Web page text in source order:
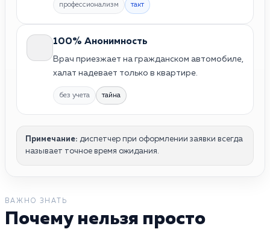
профессионализм такт
100% Анонимность
Врач приезжает на гражданском автомобиле,
халат надевает только в квартире.
без учета тайна
Примечание: диспетчер при оформлении заявки всегда
называет точное время ожидания.
ВАЖНО ЗНАТЬ
Почему нельзя просто